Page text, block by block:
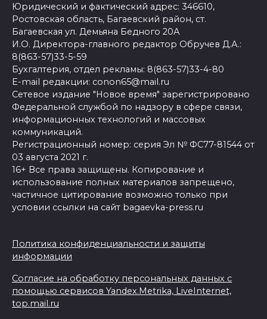
Юридический и фактический адрес: 346610,
Ростовская область, Багаевский район, ст.
Багаевская ул. Демьяна Бедного 20А
И.О. Директора-главного редактор Обручев Д.А.:
8(863-57)33-5-59
Бухгалтерия, отдел рекламы: 8(863-57)33-4-80
E-mail редакции: conon65@mail.ru
Сетевое издание "Новое время" зарегистрировано
Федеральной службой по надзору в сфере связи,
информационных технологий и массовых
коммуникаций.
Регистрационный номер: серия Эл № ФС77-81544 от
03 августа 2021 г.
16+ Все права защищены. Копирование и
использование полных материалов запрещено,
частичное цитирование возможно только при
условии ссылки на сайт bagaevka-press.ru
Политика конфиденциальности и защиты
информации
Согласие на обработку персональных данных с
помощью сервисов Yandex.Metrika, LiveInternet,
top.mail.ru